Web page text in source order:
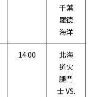
千葉
羅德
海洋
14:00
北海
道火
腿鬥
士 VS.